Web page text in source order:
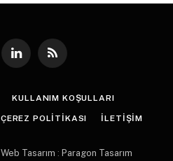
LinkedInRSS
KULLANIM KOŞULLARI
ÇEREZ POLITIKASI İLETIŞIM
Web Tasarım : Paragon Tasarım